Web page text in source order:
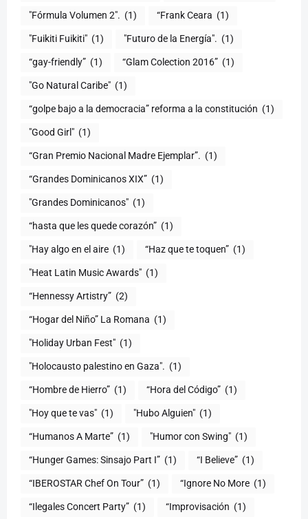
"Fórmula Volumen 2". (1) “Frank Ceara (1)
"Fuikiti Fuikiti" (1) "Futuro de la Energía". (1)
“gay-friendly” (1) “Glam Colection 2016” (1)
"Go Natural Caribe" (1)
“golpe bajo a la democracia” reforma a la constitución (1)
"Good Girl" (1)
“Gran Premio Nacional Madre Ejemplar”. (1)
“Grandes Dominicanos XIX” (1)
"Grandes Dominicanos" (1)
(1)
"Hay algo en el aire (1) “Haz que te toquen” (1)
"Heat Latin Music Awards" (1)
“Hennessy Artistry” (2)
“Hogar del Niño” La Romana (1)
(1)
"Holocausto palestino en Gaza". (1)
“Hombre de Hierro” (1) (1)
"Hoy que te vas" (1) "Hubo Alguien" (1)
“Humanos A Marte” (1) "Humor con Swing" (1)
(1) “I Believe” (1)
“IBEROSTAR Chef On Tour” (1) “Ignore No More (1)
“Ilegales Concert Party” (1) “Improvisación (1)